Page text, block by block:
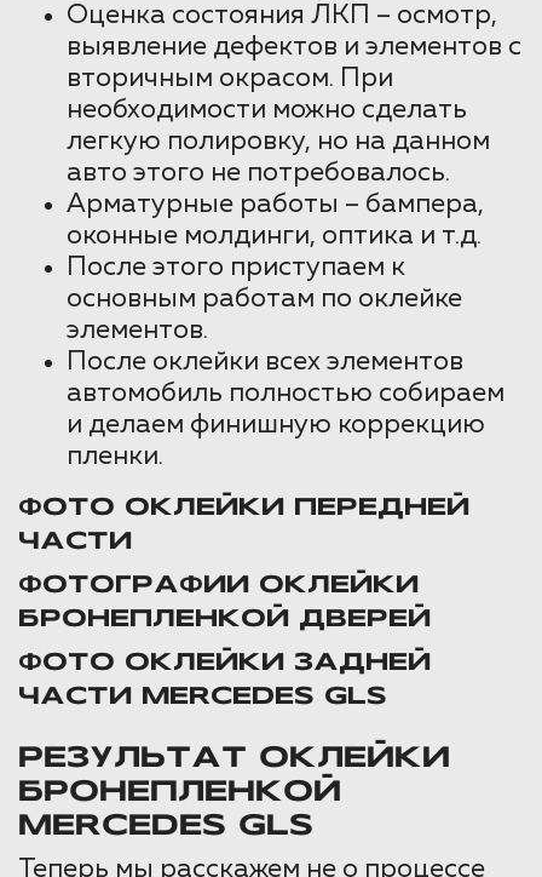
Оценка состояния ЛКП – осмотр,
выявление дефектов и элементов с
вторичным окрасом. При
необходимости можно сделать
легкую полировку, но на данном
авто этого не потребовалось.
Арматурные работы – бампера,
оконные молдинги, оптика и т.д.
После этого приступаем к
основным работам по оклейке
элементов.
После оклейки всех элементов
автомобиль полностью собираем
и делаем финишную коррекцию
пленки.
ФОТО ОКЛЕЙКИ ПЕРЕДНЕЙ
ЧАСТИ
ФОТОГРАФИИ ОКЛЕЙКИ
БРОНЕПЛЕНКОЙ ДВЕРЕЙ
ФОТО ОКЛЕЙКИ ЗАДНЕЙ
ЧАСТИ MERCEDES GLS
РЕЗУЛЬТАТ ОКЛЕЙКИ
БРОНЕПЛЕНКОЙ
MERCEDES GLS
Теперь мы расскажем не о процессе